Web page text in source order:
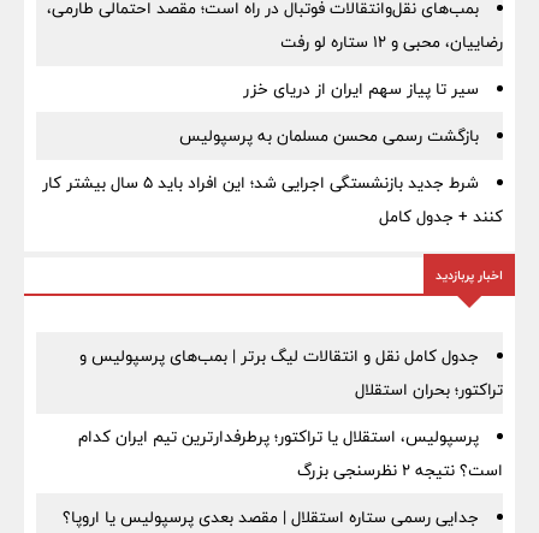
بمب‌های نقل‌وانتقالات فوتبال در راه است؛ مقصد احتمالی طارمی،
رضاییان، محبی و ۱۲ ستاره لو رفت
سیر تا پیاز سهم ایران از دریای خزر
بازگشت رسمی محسن مسلمان به پرسپولیس
شرط جدید بازنشستگی اجرایی شد؛ این افراد باید ۵ سال بیشتر کار
کنند + جدول کامل
اخبار پربازدید
جدول کامل نقل و انتقالات لیگ برتر | بمب‌های پرسپولیس و
تراکتور؛ بحران استقلال
پرسپولیس، استقلال یا تراکتور؛ پرطرفدارترین تیم ایران کدام
است؟ نتیجه ۲ نظرسنجی بزرگ
جدایی رسمی ستاره استقلال | مقصد بعدی پرسپولیس یا اروپا؟